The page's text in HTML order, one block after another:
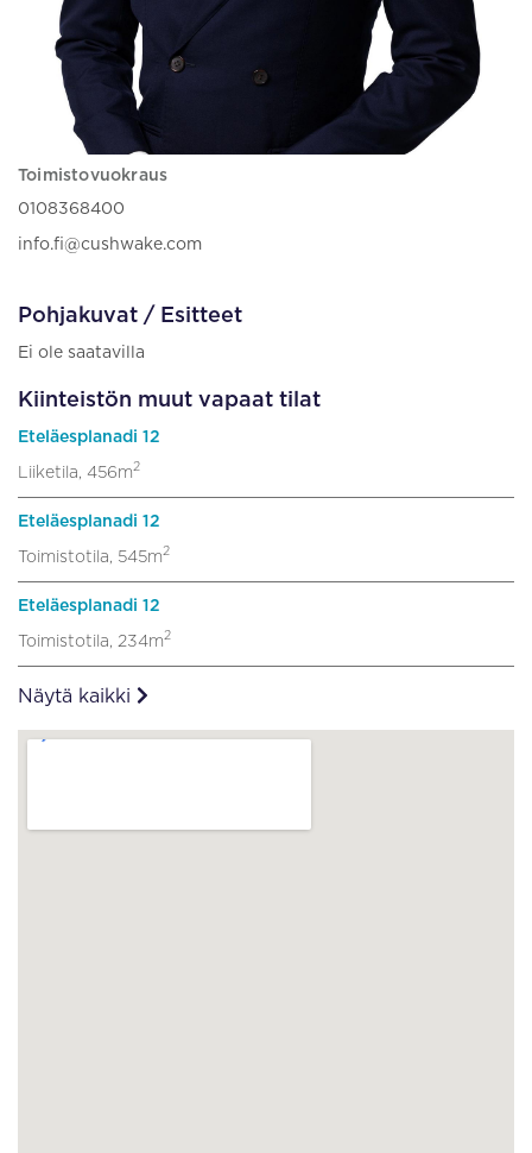
Toimistovuokraus
0108368400
info.fi@cushwake.com
Pohjakuvat / Esitteet
Ei ole saatavilla
Kiinteistön muut vapaat tilat
Eteläesplanadi 12
Liiketila, 456m2
Eteläesplanadi 12
Toimistotila, 545m2
Eteläesplanadi 12
Toimistotila, 234m2
Näytä kaikki